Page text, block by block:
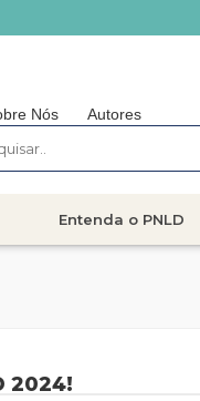
Nós Autores
Entenda o PNLD
2024!